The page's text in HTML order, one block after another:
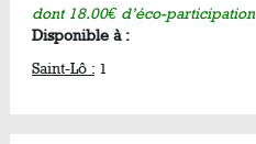
dont 18.00€ d’éco-participation
Disponible à :
Saint-Lô : 1